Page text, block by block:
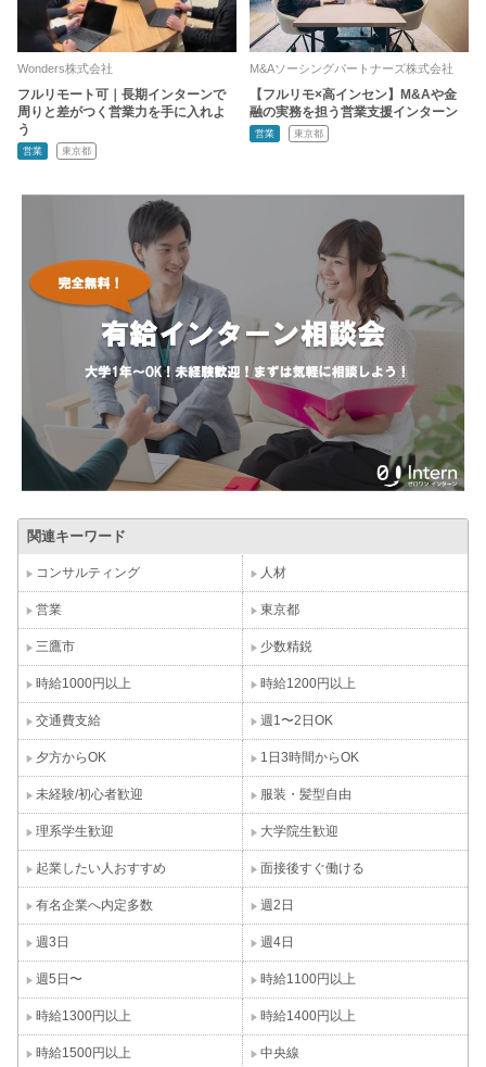
Wonders株式会社
フルリモート可｜長期インターンで
周りと差がつく営業力を手に入れよ
う
営業 東京都
M&Aソーシングパートナーズ株式会社
【フルリモ×高インセン】M&Aや金
融の実務を担う営業支援インターン
営業 東京都
関連キーワード
コンサルティング 人材
営業 東京都
三鷹市 少数精鋭
時給1000円以上 時給1200円以上
交通費支給 週1〜2日OK
夕方からOK 1日3時間からOK
未経験/初心者歓迎 服装・髪型自由
理系学生歓迎 大学院生歓迎
起業したい人おすすめ 面接後すぐ働ける
有名企業へ内定多数 週2日
週3日 週4日
週5日〜 時給1100円以上
時給1300円以上 時給1400円以上
時給1500円以上 中央線